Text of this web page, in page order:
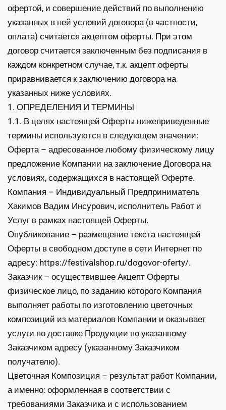
офертой, и совершение действий по выполнению
указанных в ней условий договора (в частности,
оплата) считается акцептом оферты. При этом
договор считается заключенным без подписания в
каждом конкретном случае, т.к. акцепт оферты
приравнивается к заключению договора на
указанных ниже условиях.
1. ОПРЕДЕЛЕНИЯ И ТЕРМИНЫ
1.1. В целях настоящей Оферты нижеприведенные
термины используются в следующем значении:
Оферта – адресованное любому физическому лицу
предложение Компании на заключение Договора на
условиях, содержащихся в настоящей Оферте.
Компания – Индивидуальный Предприниматель
Хакимов Вадим Инсурович, исполнитель Работ и
Услуг в рамках настоящей Оферты.
Опубликование – размещение текста настоящей
Оферты в свободном доступе в сети Интернет по
адресу: https://festivalshop.ru/dogovor-oferty/.
Заказчик – осуществившее Акцепт Оферты
физическое лицо, по заданию которого Компания
выполняет работы по изготовлению цветочных
композиций из материалов Компании и оказывает
услуги по доставке Продукции по указанному
Заказчиком адресу (указанному Заказчиком
получателю).
Цветочная Композиция – результат работ Компании,
а именно: оформленная в соответствии с
требованиями Заказчика и с использованием